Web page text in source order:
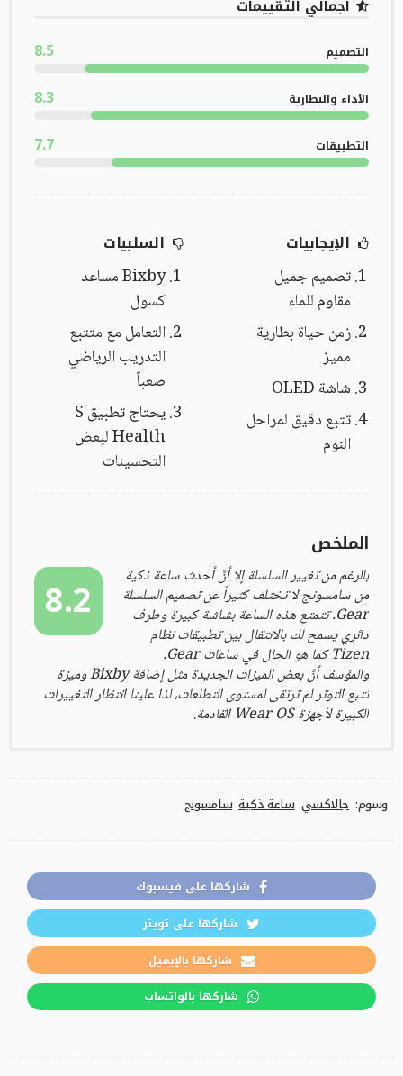
اجمالي التقييمات
التصميم 8.5
الأداء والبطارية 8.3
التطبيقات 7.7
الإيجابيات
تصميم جميل
مقاوم للماء
زمن حياة بطارية
مميز
شاشة OLED
تتبع دقيق لمراحل
النوم
السلبيات
Bixby مساعد
كسول
التعامل مع متتبع
التدريب الرياضي
صعباً
يحتاج تطبيق S
Health لبعض
التحسينات
الملخص
8.2
بالرغم من تغيير السلسلة إلا أنَّ أحدث ساعة ذكية
من سامسونج لا تختلف كثيراً عن تصميم السلسلة
Gear. تتمتع هذه الساعة بشاشة كبيرة وطرف
دائري يسمح لك بالانتقال بين تطبيقات نظام
Tizen كما هو الحال في ساعات Gear.
والمؤسف أنَّ بعض الميزات الجديدة مثل إضافة Bixby وميزة
تتبع التوتر لم ترتقى لمستوى التطلعات، لذا علينا انتظار التغييرات
الكبيرة لأجهزة Wear OS القادمة.
وسوم: جالاكسي ساعة ذكية سامسونج
شاركها على فيسبوك
شاركها على تويتر
شاركها بالإيميل
شاركها بالواتساب